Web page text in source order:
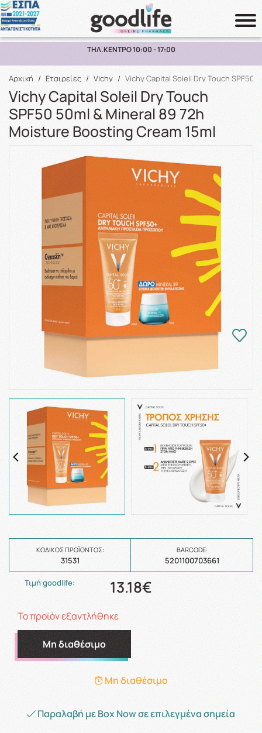
Αναζήτηση
ΠΑΡΑΛΑΒΗ ΑΠΟ ΤΟ ΚΑΤΑΣΤΗΜΑ ΑΝΩ ΤΩΝ 10€
Αρχική / Εταιρείες / Vichy / Vichy Capital Soleil Dry Touch SPF50
Vichy Capital Soleil Dry Touch
SPF50 50ml & Mineral 89 72h
Moisture Boosting Cream 15ml
ΚΩΔΙΚΌΣ ΠΡΟΪΌΝΤΟΣ:
31531
BARCODE:
5201100703661
Τιμή goodlife: 13.18€
Το προϊόν εξαντλήθηκε
Μη διαθέσιμο
Μη διαθέσιμο
Παραλαβή με Box Now σε επιλεγμένα σημεία